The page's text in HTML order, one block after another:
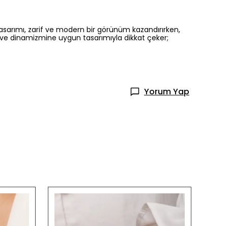
zarif ve modern bir görünüm kazandırırken,
ve dinamizmine uygun tasarımıyla dikkat çeker;
Yorum Yap